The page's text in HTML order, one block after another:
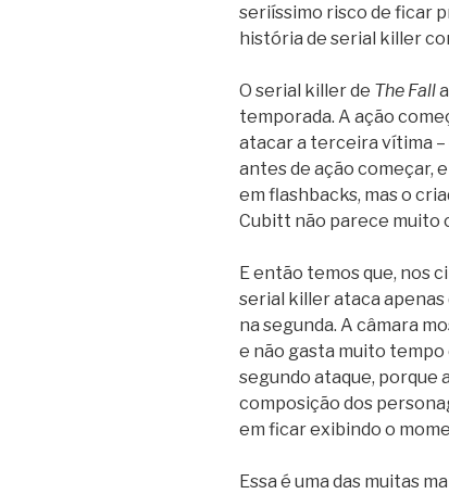
seriíssimo risco de ficar
história de serial killer
O serial killer de The Fall
temporada. A ação
atacar a terceira vítima –
antes de ação começar,
em flashbacks, mas o
Cubitt não parece muito
E então temos que, nos
serial killer ataca apenas
na segunda. A câmara
e não gasta muito
segundo ataque, porque
composição dos
em ficar exibindo o
Essa é uma das muitas